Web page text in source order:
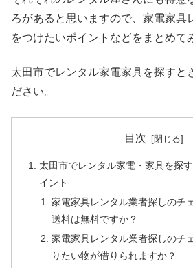
ろがあると思いますので、家電家具
をつけたいポイントなどをまとめて
太田市でレンタル家電家具を探すと
ださい。
目次
太田市でレンタル家電・家具を探
イント
家電家具レンタル業者探しのチ
送料は無料ですか？
家電家具レンタル業者探しのチ
りたい物が借りられますか？